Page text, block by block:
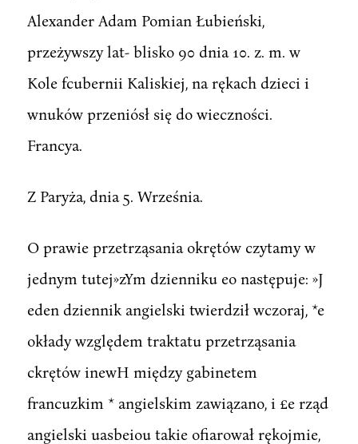
Alexander Adam Pomian Łubieński,
przeżywszy lat- blisko 90 dnia 10. z. m. w
Kole fcubernii Kaliskiej, na rękach dzieci i
wnuków przeniósł się do wieczności.
Francya.
Z Paryża, dnia 5. Września.
O prawie przetrząsania okrętów czytamy w
jednym tutej»zYm dzienniku eo następuje: »J
eden dziennik angielski twierdził wczoraj, *e
okłady względem traktatu przetrząsania
ckrętów inewH między gabinetem
francuzkim * angielskim zawiązano, i £e rząd
angielski uasbeiou takie ofiarował rękojmie,